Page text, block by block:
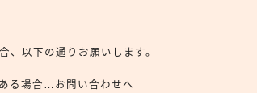
以下の通りお願いします。
る場合…お問い合わせへ